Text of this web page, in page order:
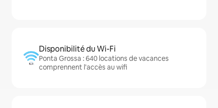
Disponibilité du Wi-Fi
Ponta Grossa : 640 locations de vacances
comprennent l'accès au wifi